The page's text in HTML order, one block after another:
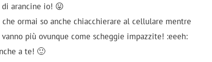
arancine io! 😛
ormai so anche chiacchierare al cellulare mentre
più ovunque come scheggie impazzite! :eeeh:
a te! 🙂